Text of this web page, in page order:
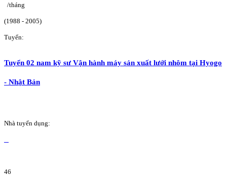
/tháng
(1988 - 2005)
Tuyển:
Tuyển 02 nam kỹ sư Vận hành máy sản xuất lưới nhôm tại Hyogo
- Nhật Bản
Nhà tuyển dụng:
46